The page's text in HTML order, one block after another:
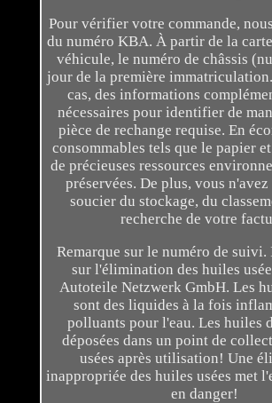
Pour vérifier votre commande,
du numéro KBA. À partir de la
véhicule, le numéro de châssis
jour de la première
cas, des informations
nécessaires pour identifier de
pièce de rechange requise. En
consommables tels que le papier
de précieuses ressources
préservées. De plus, vous
soucier du stockage, du
recherche de votre
Remarque sur le numéro de
sur l'élimination des huiles
Autoteile Netzwerk GmbH. Les
sont des liquides à la fois
polluants pour l'eau. Les huiles
déposées dans un point de
usées après utilisation! Une
inappropriée des huiles usées met
en danger!